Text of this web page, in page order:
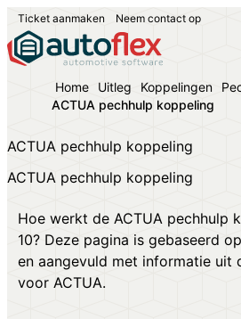
Ticket aanmaken Neem contact op
Home Uitleg Koppelingen
ACTUA pechhulp koppeling
ACTUA pechhulp koppeling
ACTUA pechhulp koppeling
Hoe werkt de ACTUA pechhulp
10? Deze pagina is gebaseerd
en aangevuld met informatie uit
voor ACTUA.